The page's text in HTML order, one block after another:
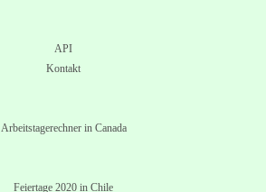
API
Kontakt
Arbeitstagerechner in Canada
Feiertage 2020 in Chile